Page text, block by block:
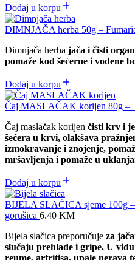
Dodaj u korpu
DIMNJAČA herba 50g –
Dimnjača herba jača i čisti
pomaže kod šećerne i vodene
Dodaj u korpu
Čaj MASLAČAK korijen 80g –
Čaj maslačak korijen čisti krv i
šećera u krvi, olakšava
izmokravanje i znojenje,
mršavljenja i pomaže u
Dodaj u korpu
BIJELA SLAČICA sjeme 100g –
gorušica 6.40 KM
Bijela slačica preporučuje za
slučaju prehlade i gripe. U